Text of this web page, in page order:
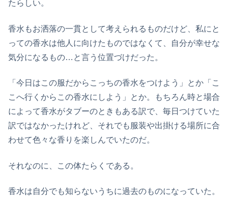
たらしい。
香水もお洒落の一貫として考えられるものだけど、私にと
っての香水は他人に向けたものではなくて、自分が幸せな
気分になるもの…と言う位置づけだった。
「今日はこの服だからこっちの香水をつけよう」とか「こ
こへ行くからこの香水にしよう」とか。もちろん時と場合
によって香水がタブーのときもある訳で、毎日つけていた
訳ではなかったけれど、それでも服装や出掛ける場所に合
わせて色々な香りを楽しんでいたのだ。
それなのに、この体たらくである。
香水は自分でも知らないうちに過去のものになっていた。